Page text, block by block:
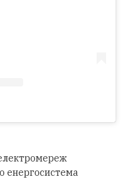
енергосистема